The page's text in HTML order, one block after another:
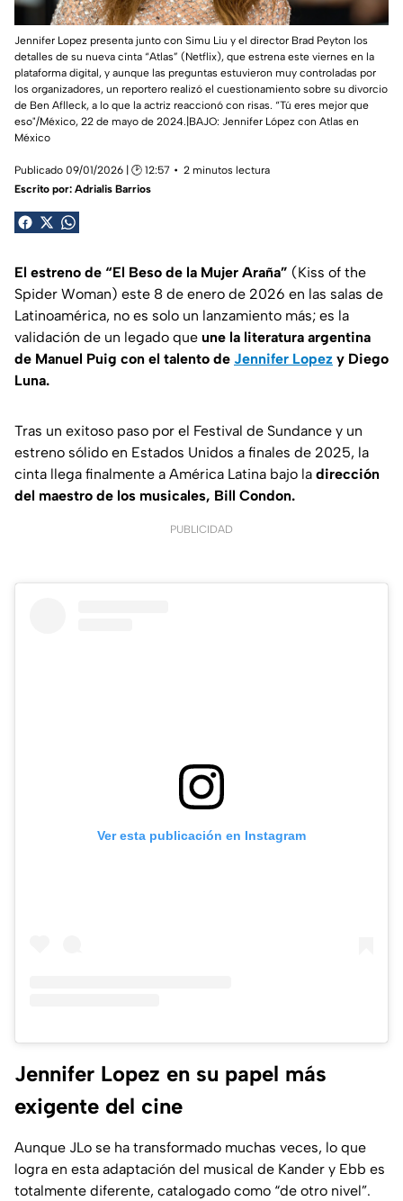
Jennifer Lopez presenta junto con Simu Liu y el director Brad Peyton los
detalles de su nueva cinta “Atlas” (Netflix), que estrena este viernes en la
plataforma digital, y aunque las preguntas estuvieron muy controladas por
los organizadores, un reportero realizó el cuestionamiento sobre su divorcio
de Ben Aflleck, a lo que la actriz reaccionó con risas. “Tú eres mejor que
eso"/México, 22 de mayo de 2024.|BAJO: Jennifer López con Atlas en
México
Publicado 09/01/2026 | 🕑 12:57
2 minutos lectura
Escrito por: Adrialis Barrios
El estreno de “El Beso de la Mujer Araña” (Kiss of the
Spider Woman) este 8 de enero de 2026 en las salas de
Latinoamérica, no es solo un lanzamiento más; es la
validación de un legado que une la literatura argentina
de Manuel Puig con el talento de Jennifer Lopez y Diego
Luna.
Tras un exitoso paso por el Festival de Sundance y un
estreno sólido en Estados Unidos a finales de 2025, la
cinta llega finalmente a América Latina bajo la dirección
del maestro de los musicales, Bill Condon.
PUBLICIDAD
Ver esta publicación en Instagram
Jennifer Lopez en su papel más
exigente del cine
Aunque JLo se ha transformado muchas veces, lo que
logra en esta adaptación del musical de Kander y Ebb es
totalmente diferente, catalogado como “de otro nivel”.